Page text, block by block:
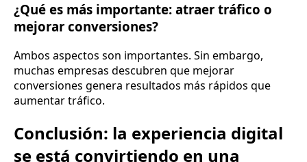
¿Qué es más importante: atraer tráfico o
mejorar conversiones?
Ambos aspectos son importantes. Sin embargo,
muchas empresas descubren que mejorar
conversiones genera resultados más rápidos que
aumentar tráfico.
Conclusión: la experiencia digital
se está convirtiendo en una